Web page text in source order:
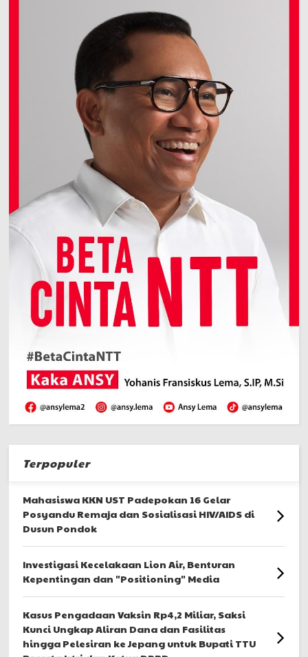
Terpopuler
Mahasiswa KKN UST Padepokan 16 Gelar
Posyandu Remaja dan Sosialisasi HIV/AIDS di
Dusun Pondok
Investigasi Kecelakaan Lion Air, Benturan
Kepentingan dan "Positioning" Media
Kasus Pengadaan Vaksin Rp4,2 Miliar, Saksi
Kunci Ungkap Aliran Dana dan Fasilitas
hingga Pelesiran ke Jepang untuk Bupati TTU